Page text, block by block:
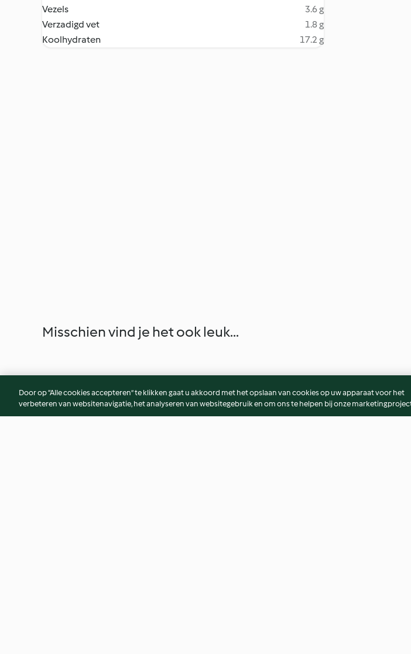
Vezels
3.6 g
Verzadigd vet
1.8 g
Koolhydraten
17.2 g
Misschien vind je het ook leuk...
Door op “Alle cookies accepteren” te klikken gaat u akkoord met het opslaan van cookies op uw apparaat voor het
verbeteren van websitenavigatie, het analyseren van websitegebruik en om ons te helpen bij onze